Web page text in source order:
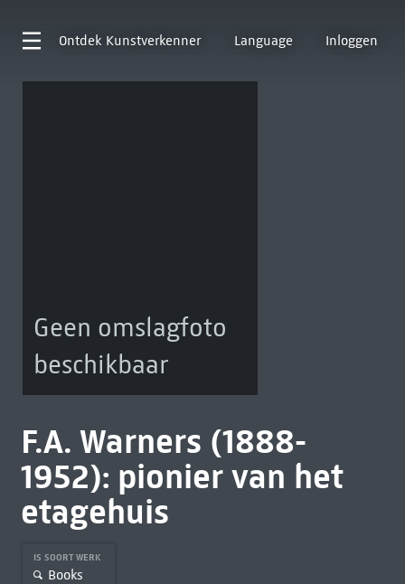
Ontdek Kunstverkenner Language Inloggen
Geen omslagfoto
beschikbaar
F.A. Warners (1888-
1952): pionier van het
etagehuis
IS SOORT WERK
Books